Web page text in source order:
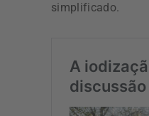
simplificado.